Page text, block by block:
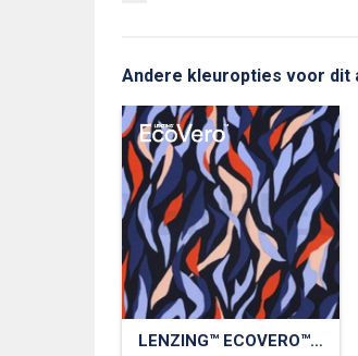
Andere kleuropties voor dit
LENZING™ ECOVERO™ ABSTRACT